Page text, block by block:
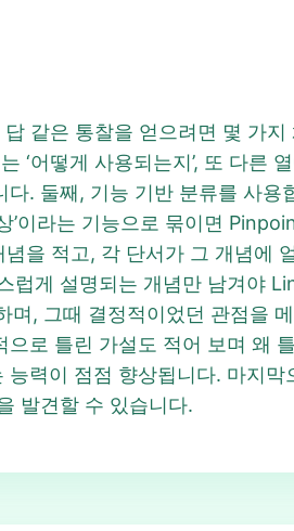
같은 통찰을 얻으려면 몇 가
‘어떻게 사용되는지’, 또 다
. 둘째, 기능 기반 분류를 사
’이라는 기능으로 묶이면
을 적고, 각 단서가 그 개념에
럽게 설명되는 개념만 남겨야
며, 그때 결정적이었던 관점을
으로 틀린 가설도 적어 보며 왜
능력이 점점 향상됩니다. 마지
발견할 수 있습니다.